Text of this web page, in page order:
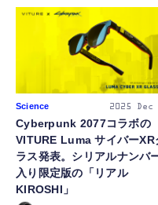
Science 2025 Dec
Cyberpunk 2077コラボの
VITURE Luma サイバーXR
ラス発表。シリアルナンバ
入り限定版の「リアル
KIROSHI」